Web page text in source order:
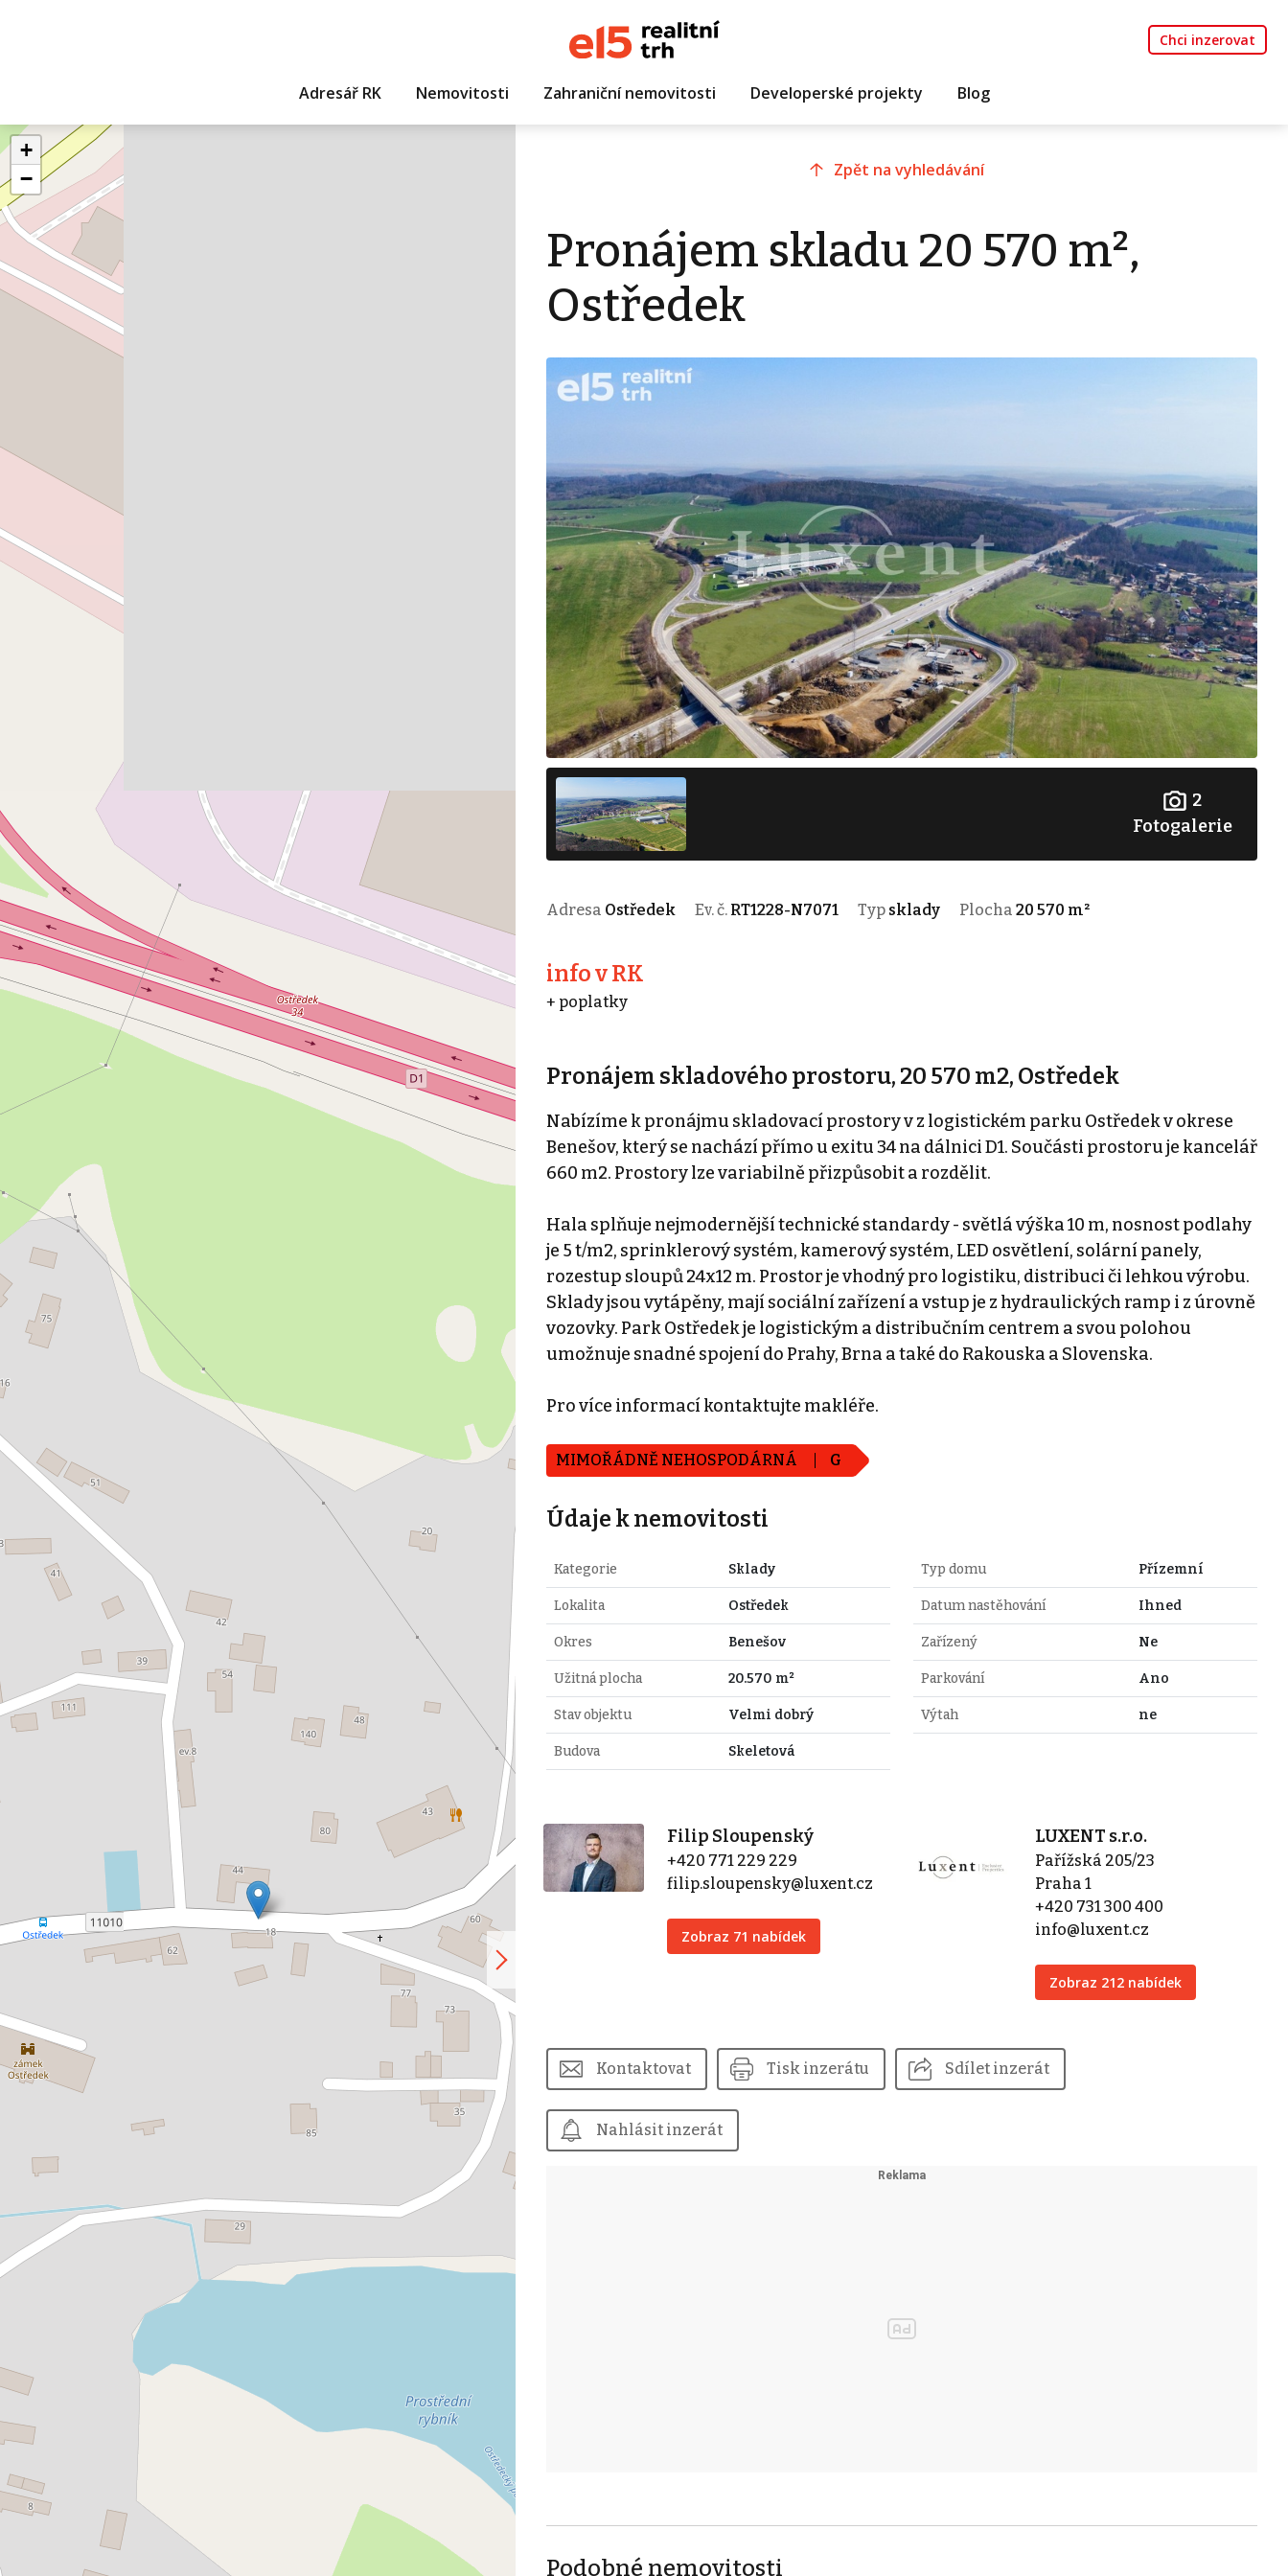
Chci inzerovat
Adresář RK Nemovitosti Zahraniční nemovitosti Developerské projekty Blog
+
−
Zpět na vyhledávání
Pronájem skladu 20 570 m²,
Ostředek
2
Fotogalerie
Adresa Ostředek Ev. č. RT1228-N7071 Typ sklady Plocha 20 570 m²
info v RK
+ poplatky
Pronájem skladového prostoru, 20 570 m2, Ostředek
Nabízíme k pronájmu skladovací prostory v z logistickém parku Ostředek v okrese
Benešov, který se nachází přímo u exitu 34 na dálnici D1. Součásti prostoru je kancelář
660 m2. Prostory lze variabilně přizpůsobit a rozdělit.
Hala splňuje nejmodernější technické standardy - světlá výška 10 m, nosnost podlahy
je 5 t/m2, sprinklerový systém, kamerový systém, LED osvětlení, solární panely,
rozestup sloupů 24x12 m. Prostor je vhodný pro logistiku, distribuci či lehkou výrobu.
Sklady jsou vytápěny, mají sociální zařízení a vstup je z hydraulických ramp i z úrovně
vozovky. Park Ostředek je logistickým a distribučním centrem a svou polohou
umožnuje snadné spojení do Prahy, Brna a také do Rakouska a Slovenska.
Pro více informací kontaktujte makléře.
MIMOŘÁDNĚ NEHOSPODÁRNÁ G
Údaje k nemovitosti
Kategorie Sklady
Lokalita Ostředek
Okres Benešov
Užitná plocha 20.570 m²
Stav objektu Velmi dobrý
Budova Skeletová
Typ domu Přízemní
Datum nastěhování Ihned
Zařízený Ne
Parkování Ano
Výtah ne
Filip Sloupenský
+420 771 229 229
filip.sloupensky@luxent.cz
Zobraz 71 nabídek
LUXENT s.r.o.
Pařížská 205/23
Praha 1
+420 731 300 400
info@luxent.cz
Zobraz 212 nabídek
Kontaktovat Tisk inzerátu Sdílet inzerát
Nahlásit inzerát
Podobné nemovitosti